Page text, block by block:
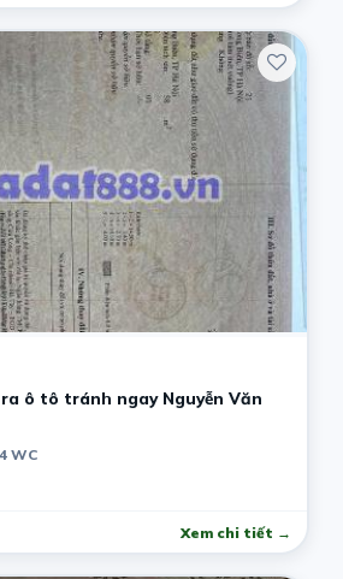
ô tô tránh ngay Nguyễn Văn
WC
Xem chi tiết →